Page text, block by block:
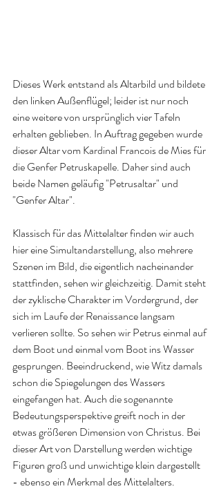
Dieses Werk entstand als Altarbild und bildete
den linken Außenflügel; leider ist nur noch
eine weitere von ursprünglich vier Tafeln
erhalten geblieben. In Auftrag gegeben wurde
dieser Altar vom Kardinal Francois de Mies für
die Genfer Petruskapelle. Daher sind auch
beide Namen geläufig "Petrusaltar" und
"Genfer Altar".
Klassisch für das Mittelalter finden wir auch
hier eine Simultandarstellung, also mehrere
Szenen im Bild, die eigentlich nacheinander
stattfinden, sehen wir gleichzeitig. Damit steht
der zyklische Charakter im Vordergrund, der
sich im Laufe der Renaissance langsam
verlieren sollte. So sehen wir Petrus einmal auf
dem Boot und einmal vom Boot ins Wasser
gesprungen. Beeindruckend, wie Witz damals
schon die Spiegelungen des Wassers
eingefangen hat. Auch die sogenannte
Bedeutungsperspektive greift noch in der
etwas größeren Dimension von Christus. Bei
dieser Art von Darstellung werden wichtige
Figuren groß und unwichtige klein dargestellt
- ebenso ein Merkmal des Mittelalters.